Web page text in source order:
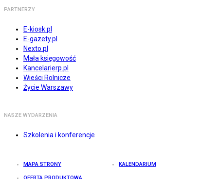
PARTNERZY
E-kiosk.pl
E-gazety.pl
Nexto.pl
Mała księgowość
Kancelarierp.pl
Wieści Rolnicze
Życie Warszawy
NASZE WYDARZENIA
Szkolenia i konferencje
MAPA STRONY KALENDARIUM
OFERTA PRODUKTOWA